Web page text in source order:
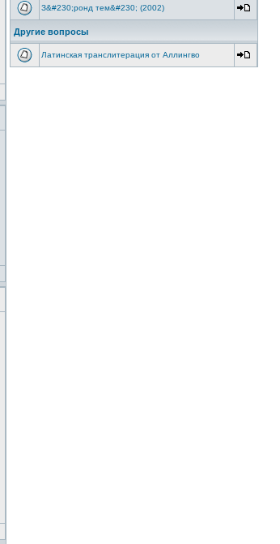
З&#230;ронд тем&#230; (2002)
Другие вопросы
Латинская транслитерация от Аллингво